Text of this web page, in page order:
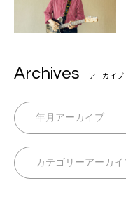
Archives アーカイブ